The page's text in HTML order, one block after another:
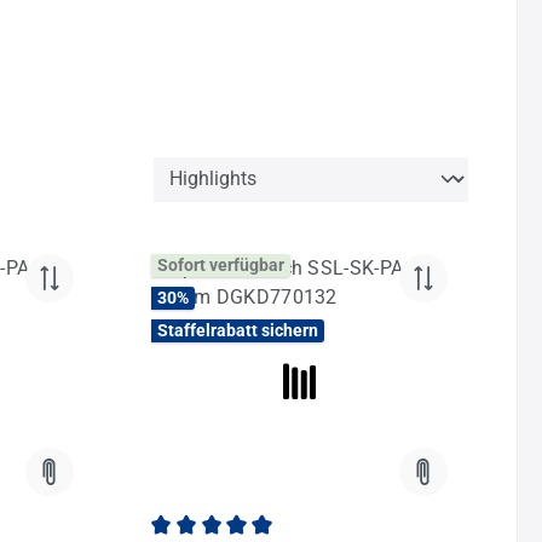
Sofort verfügbar
30%
Staffelrabatt sichern